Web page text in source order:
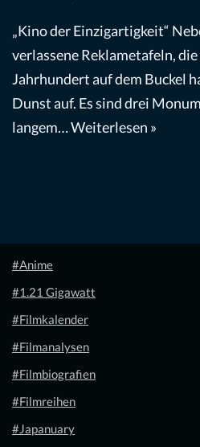
„Kino der Einzigartigkeit“
verlassene Reklametafeln,
Jahrhundert auf dem Buckel
Dunst auf. Es sind drei
langem…Weiterlesen »
#Anime
#1.21 Gigawatt
#Filmkalender
#Filmanalysen
#Filmbiografien
#Filmreihen
#Japanuary